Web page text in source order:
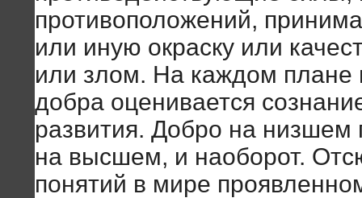
противоположений,
или иную окраску или
или злом. На каждом плане
добра оценивается
развития. Добро на низшем
на высшем, и наоборот.
понятий в мире